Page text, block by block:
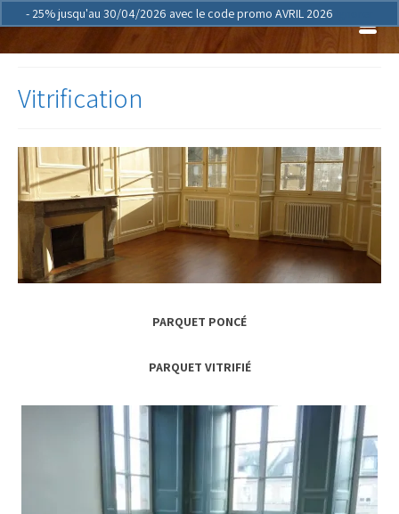
- 25% jusqu'au 30/04/2026 avec le code promo AVRIL 2026
Vitrification
PARQUET PONCÉ
PARQUET VITRIFIÉ